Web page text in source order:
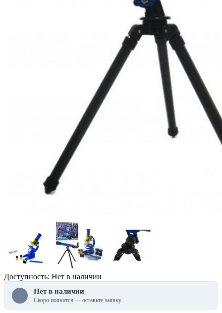
Доступность: Нет в наличии
Нет в наличии
Скоро появится — оставьте заявку